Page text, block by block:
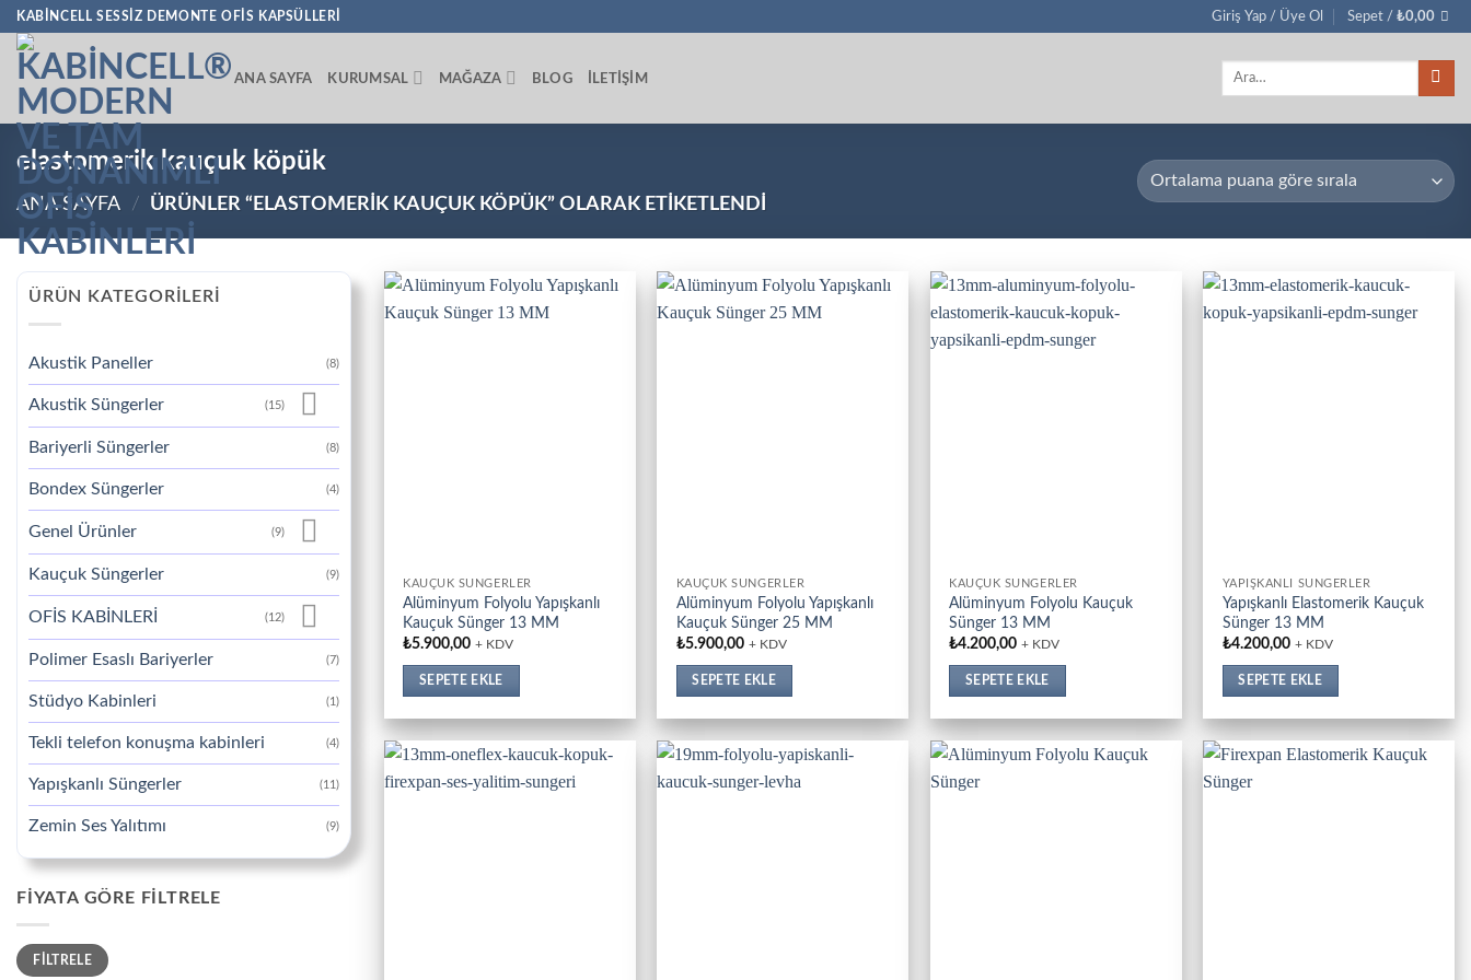
İçeriğe
atla
KABINCELL SESSIZ DEMONTE OFIS KAPSÜLLERI Giriş Yap / Üye Ol Sepet /₺0,00
ANA SAYFA KURUMSAL MAĞAZA BLOG İLETIŞIM
Ara:
elastomerik kauçuk köpük
ANA SAYFA / ÜRÜNLER “ELASTOMERIK KAUÇUK KÖPÜK” OLARAK ETIKETLENDI
ÜRÜN KATEGORILERI
Akustik Paneller (8)
Akustik Süngerler (15)
Bariyerli Süngerler (8)
Bondex Süngerler (4)
Genel Ürünler (9)
Kauçuk Süngerler (9)
OFİS KABİNLERİ (12)
Polimer Esaslı Bariyerler (7)
Stüdyo Kabinleri (1)
Tekli telefon konuşma kabinleri (4)
Yapışkanlı Süngerler (11)
Zemin Ses Yalıtımı (9)
FIYATA GÖRE FILTRELE
En
düşük
fiyat
En
yüksek
fiyat
FILTRELE
KAUÇUK SÜNGERLER
Alüminyum Folyolu Yapışkanlı
Kauçuk Sünger 13 MM
₺5.900,00 + KDV
SEPETE EKLE
KAUÇUK SÜNGERLER
Alüminyum Folyolu Yapışkanlı
Kauçuk Sünger 25 MM
₺5.900,00 + KDV
SEPETE EKLE
KAUÇUK SÜNGERLER
Alüminyum Folyolu Kauçuk
Sünger 13 MM
₺4.200,00 + KDV
SEPETE EKLE
YAPIŞKANLI SÜNGERLER
Yapışkanlı Elastomerik Kauçuk
Sünger 13 MM
₺4.200,00 + KDV
SEPETE EKLE